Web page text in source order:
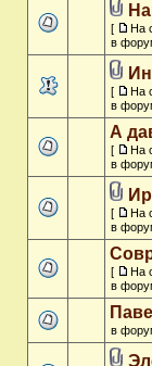
[ На
в
[ На
в
А
[ На
в
[ На
в
[ На
в
в